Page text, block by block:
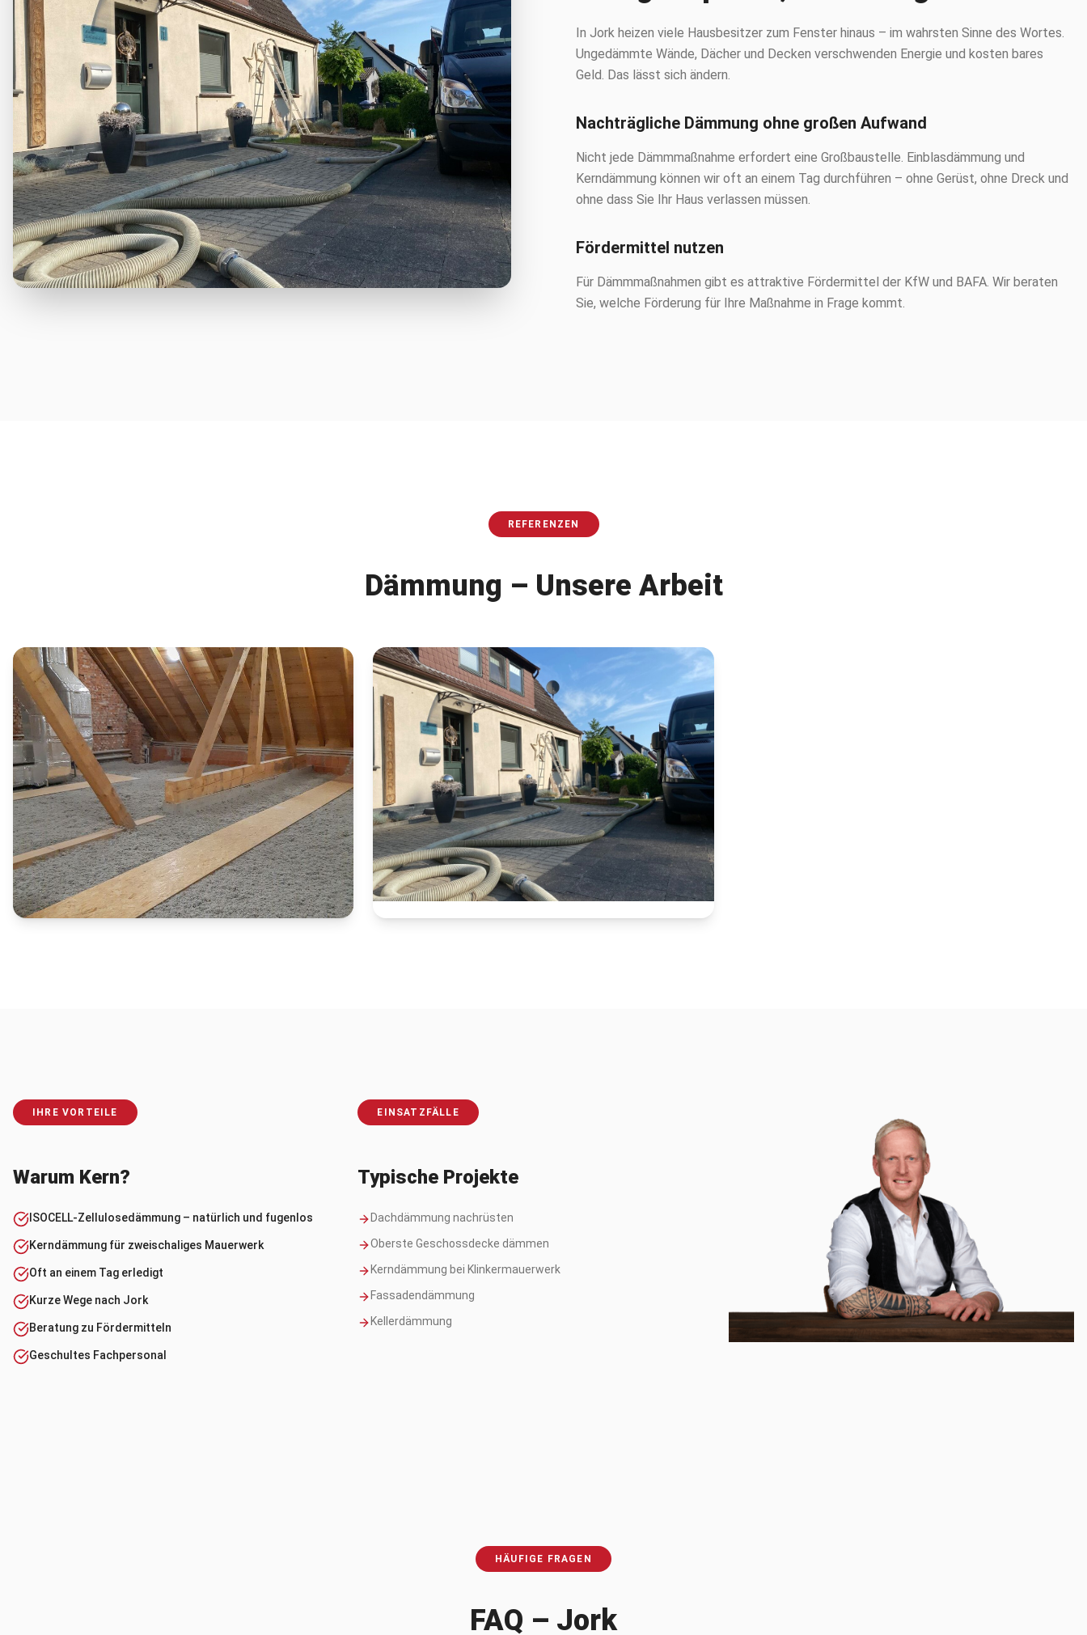
In Jork heizen viele Hausbesitzer zum Fenster hinaus – im wahrsten Sinne des Wortes.
Ungedämmte Wände, Dächer und Decken verschwenden Energie und kosten bares
Geld. Das lässt sich ändern.
Nachträgliche Dämmung ohne großen Aufwand
Nicht jede Dämmmaßnahme erfordert eine Großbaustelle. Einblasdämmung und
Kerndämmung können wir oft an einem Tag durchführen – ohne Gerüst, ohne Dreck und
ohne dass Sie Ihr Haus verlassen müssen.
Fördermittel nutzen
Für Dämmmaßnahmen gibt es attraktive Fördermittel der KfW und BAFA. Wir beraten
Sie, welche Förderung für Ihre Maßnahme in Frage kommt.
REFERENZEN
Dämmung – Unsere Arbeit
IHRE VORTEILE
Warum Kern?
ISOCELL-Zellulosedämmung – natürlich und fugenlos
Kerndämmung für zweischaliges Mauerwerk
Oft an einem Tag erledigt
Kurze Wege nach Jork
Beratung zu Fördermitteln
Geschultes Fachpersonal
EINSATZFÄLLE
Typische Projekte
Dachdämmung nachrüsten
Oberste Geschossdecke dämmen
Kerndämmung bei Klinkermauerwerk
Fassadendämmung
Kellerdämmung
HÄUFIGE FRAGEN
FAQ – Jork